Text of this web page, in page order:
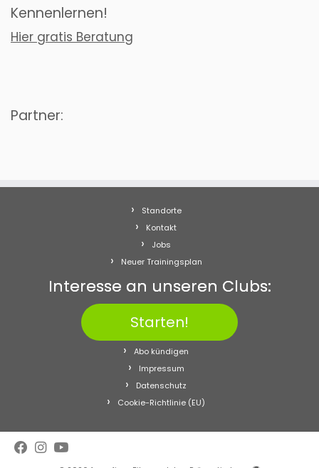
Kennenlernen!
Hier gratis Beratung
Partner:
Standorte
Kontakt
Jobs
Neuer Trainingsplan
Interesse an unseren Clubs:
Starten!
Abo kündigen
Impressum
Datenschutz
Cookie-Richtlinie (EU)